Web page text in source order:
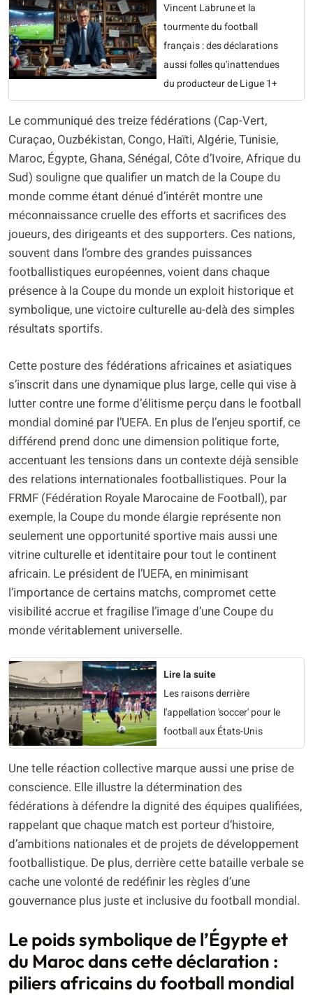
Vincent Labrune et la
tourmente du football
français : des déclarations
aussi folles qu'inattendues
du producteur de Ligue 1+
Le communiqué des treize fédérations (Cap-Vert,
Curaçao, Ouzbékistan, Congo, Haïti, Algérie, Tunisie,
Maroc, Égypte, Ghana, Sénégal, Côte d’Ivoire, Afrique du
Sud) souligne que qualifier un match de la Coupe du
monde comme étant dénué d’intérêt montre une
méconnaissance cruelle des efforts et sacrifices des
joueurs, des dirigeants et des supporters. Ces nations,
souvent dans l’ombre des grandes puissances
footballistiques européennes, voient dans chaque
présence à la Coupe du monde un exploit historique et
symbolique, une victoire culturelle au-delà des simples
résultats sportifs.
Cette posture des fédérations africaines et asiatiques
s’inscrit dans une dynamique plus large, celle qui vise à
lutter contre une forme d’élitisme perçu dans le football
mondial dominé par l’UEFA. En plus de l’enjeu sportif, ce
différend prend donc une dimension politique forte,
accentuant les tensions dans un contexte déjà sensible
des relations internationales footballistiques. Pour la
FRMF (Fédération Royale Marocaine de Football), par
exemple, la Coupe du monde élargie représente non
seulement une opportunité sportive mais aussi une
vitrine culturelle et identitaire pour tout le continent
africain. Le président de l’UEFA, en minimisant
l’importance de certains matchs, compromet cette
visibilité accrue et fragilise l’image d’une Coupe du
monde véritablement universelle.
Lire la suite
Les raisons derrière
l'appellation 'soccer' pour le
football aux États-Unis
Une telle réaction collective marque aussi une prise de
conscience. Elle illustre la détermination des
fédérations à défendre la dignité des équipes qualifiées,
rappelant que chaque match est porteur d’histoire,
d’ambitions nationales et de projets de développement
footballistique. De plus, derrière cette bataille verbale se
cache une volonté de redéfinir les règles d’une
gouvernance plus juste et inclusive du football mondial.
Le poids symbolique de l’Égypte et
du Maroc dans cette déclaration :
piliers africains du football mondial